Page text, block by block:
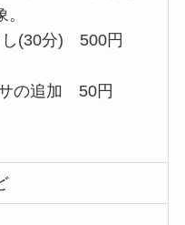
し(30分) 500円
の追加 50円